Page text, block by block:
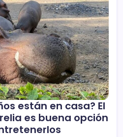
están en casa? El
es buena opción